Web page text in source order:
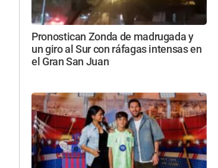
Pronostican Zonda de madrugada y
un giro al Sur con ráfagas intensas en
el Gran San Juan